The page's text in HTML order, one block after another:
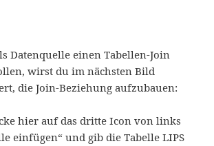
Datenquelle einen Tabellen-Join
wirst du im nächsten Bild
die Join-Beziehung aufzubauen:
hier auf das dritte Icon von links
einfügen“ und gib die Tabelle LIPS